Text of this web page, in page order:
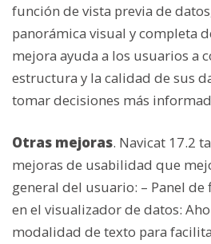
función de vista previa de
panorámica visual y completa
mejora ayuda a los usuarios a
estructura y la calidad de sus
tomar decisiones más
Otras mejoras. Navicat 17.2
mejoras de usabilidad que
general del usuario: – Panel
en el visualizador de datos:
modalidad de texto para